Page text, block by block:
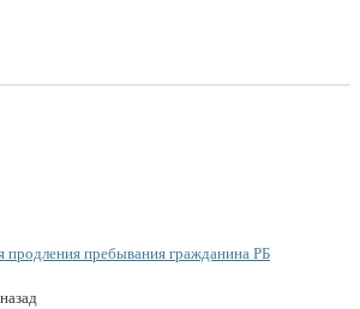
продления пребывания гражданина РБ